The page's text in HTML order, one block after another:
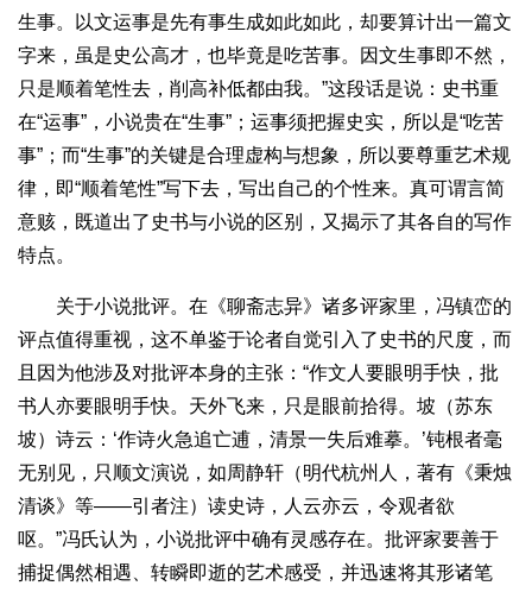
生事。以文运事是先有事生成如此如此，却要算计出一篇文
字来，虽是史公高才，也毕竟是吃苦事。因文生事即不然，
只是顺着笔性去，削高补低都由我。”这段话是说：史书重
在“运事”，小说贵在“生事”；运事须把握史实，所以是“吃苦
事”；而“生事”的关键是合理虚构与想象，所以要尊重艺术规
律，即“顺着笔性”写下去，写出自己的个性来。真可谓言简
意赅，既道出了史书与小说的区别，又揭示了其各自的写作
特点。
关于小说批评。在《聊斋志异》诸多评家里，冯镇峦的
评点值得重视，这不单鉴于论者自觉引入了史书的尺度，而
且因为他涉及对批评本身的主张：“作文人要眼明手快，批
书人亦要眼明手快。天外飞来，只是眼前拾得。坡（苏东
坡）诗云：‘作诗火急追亡逋，清景一失后难摹。’钝根者毫
无别见，只顺文演说，如周静轩（明代杭州人，著有《秉烛
清谈》等——引者注）读史诗，人云亦云，令观者欲
呕。”冯氏认为，小说批评中确有灵感存在。批评家要善于
捕捉偶然相遇、转瞬即逝的艺术感受，并迅速将其形诸笔